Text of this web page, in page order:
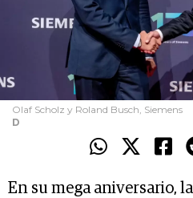
Olaf Scholz y Roland Busch, Siemens
D
En su mega aniversario,